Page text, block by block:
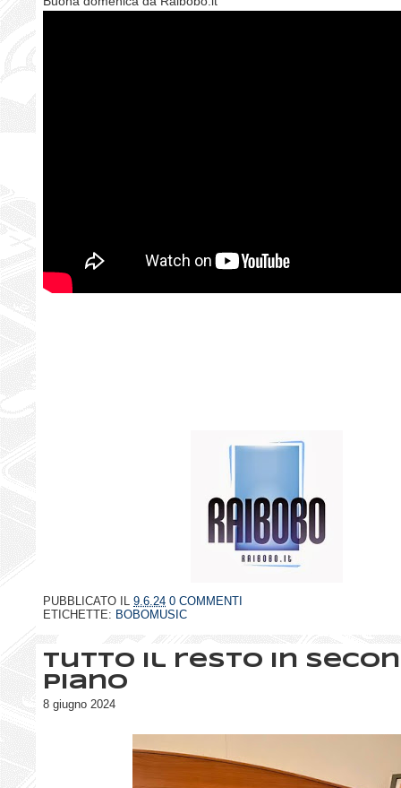
PUBBLICATO IL 9.6.24 0 COMMENTI
ETICHETTE: BOBOMUSIC
Tutto il resto in
piano
8 giugno 2024